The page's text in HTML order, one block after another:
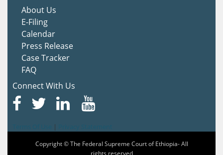
About Us
E-Filing
Calendar
Press Release
Case Tracker
FAQ
Connect With Us
|
Copyright © The Federal Supreme Court of Ethiopia- All
rights reserved